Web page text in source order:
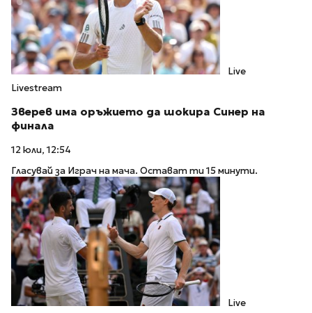
Live
Livestream
Зверев има оръжието да шокира Синер на
финала
12 юли, 12:54
Гласувай за Играч на мача. Остават ти 15 минути.
Live